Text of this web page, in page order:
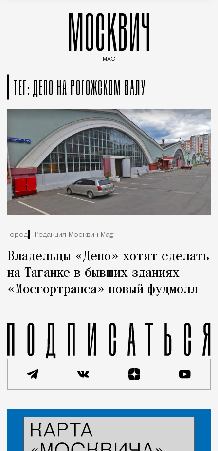
МОСКВИЧ
MAG
ТЕГ: ДЕПО НА РОГОЖСКОМ ВАЛУ
Город Редакция Москвич Mag
Владельцы «Депо» хотят сделать
на Таганке в бывших зданиях
«Мосгортранса» новый фудмолл